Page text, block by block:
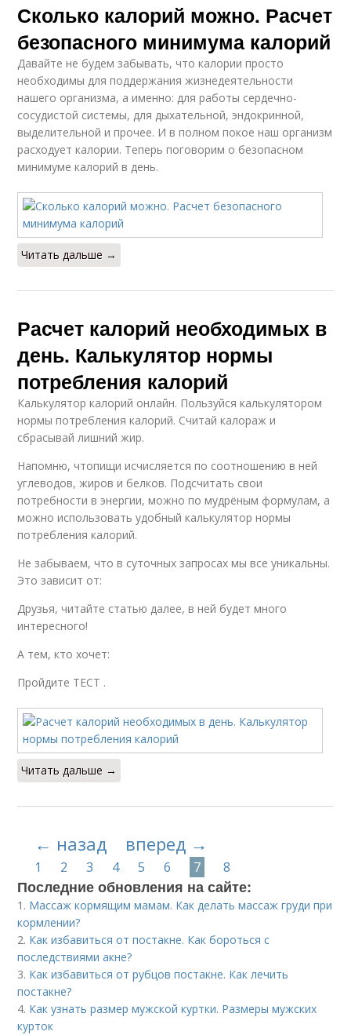
Сколько калорий можно. Расчет
безопасного минимума калорий
Давайте не будем забывать, что калории просто
необходимы для поддержания жизнедеятельности
нашего организма, а именно: для работы сердечно-
сосудистой системы, для дыхательной, эндокринной,
выделительной и прочее. И в полном покое наш организм
расходует калории. Теперь поговорим о безопасном
минимуме калорий в день.
Читать дальше →
Расчет калорий необходимых в
день. Калькулятор нормы
потребления калорий
Калькулятор калорий онлайн. Пользуйся калькулятором
нормы потребления калорий. Считай калораж и
сбрасывай лишний жир.
Напомню, чтопищи исчисляется по соотношению в ней
углеводов, жиров и белков. Подсчитать свои
потребности в энергии, можно по мудрёным формулам, а
можно использовать удобный калькулятор нормы
потребления калорий.
Не забываем, что в суточных запросах мы все уникальны.
Это зависит от:
Друзья, читайте статью далее, в ней будет много
интересного!
А тем, кто хочет:
Пройдите ТЕСТ .
Читать дальше →
← назад вперед →
1 2 3 4 5 6 7 8
Последние обновления на сайте:
1. Массаж кормящим мамам. Как делать массаж груди при
кормлении?
2. Как избавиться от постакне. Как бороться с
последствиями акне?
3. Как избавиться от рубцов постакне. Как лечить
постакне?
4. Как узнать размер мужской куртки. Размеры мужских
курток